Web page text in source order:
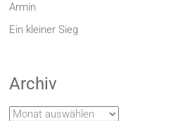
Armin
Ein kleiner Sieg
Archiv
Archiv